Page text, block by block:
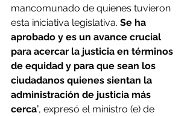
mancomunado de quienes tuvieron
esta iniciativa legislativa. Se ha
aprobado y es un avance crucial
para acercar la justicia en términos
de equidad y para que sean los
ciudadanos quienes sientan la
administración de justicia más
cerca”, expresó el ministro (e) de